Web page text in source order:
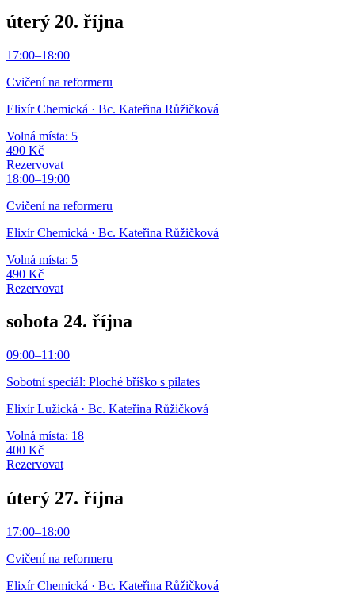
úterý 20. října
17:00–18:00
Cvičení na reformeru
Elixír Chemická · Bc. Kateřina Růžičková
Volná místa: 5
490 Kč
Rezervovat
18:00–19:00
Cvičení na reformeru
Elixír Chemická · Bc. Kateřina Růžičková
Volná místa: 5
490 Kč
Rezervovat
sobota 24. října
09:00–11:00
Sobotní speciál: Ploché bříško s pilates
Elixír Lužická · Bc. Kateřina Růžičková
Volná místa: 18
400 Kč
Rezervovat
úterý 27. října
17:00–18:00
Cvičení na reformeru
Elixír Chemická · Bc. Kateřina Růžičková